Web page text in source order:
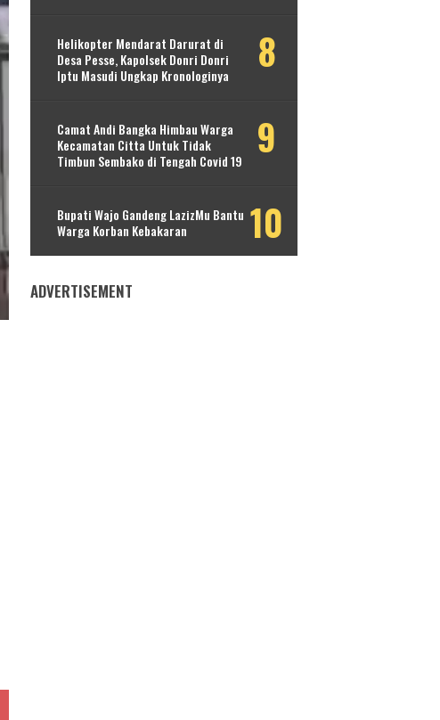
Helikopter Mendarat Darurat di
Desa Pesse, Kapolsek Donri Donri
Iptu Masudi Ungkap Kronologinya
Camat Andi Bangka Himbau Warga
Kecamatan Citta Untuk Tidak
Timbun Sembako di Tengah Covid 19
Bupati Wajo Gandeng LazizMu Bantu
Warga Korban Kebakaran
ADVERTISEMENT